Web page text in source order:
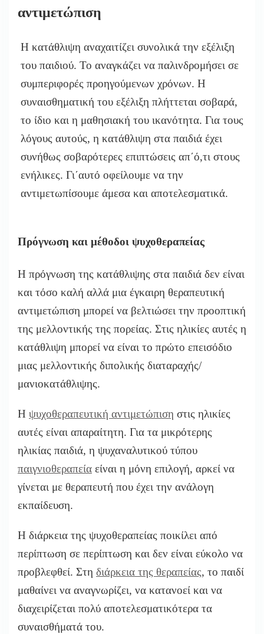
αντιμετώπιση
Η κατάθλιψη αναχαιτίζει συνολικά την εξέλιξη
του παιδιού. Το αναγκάζει να παλινδρομήσει σε
συμπεριφορές προηγούμενων χρόνων. Η
συναισθηματική του εξέλιξη πλήττεται σοβαρά,
το ίδιο και η μαθησιακή του ικανότητα. Για τους
λόγους αυτούς, η κατάθλιψη στα παιδιά έχει
συνήθως σοβαρότερες επιπτώσεις απ΄ό,τι στους
ενήλικες. Γι΄αυτό οφείλουμε να την
αντιμετωπίσουμε άμεσα και αποτελεσματικά.
Πρόγνωση και μέθοδοι ψυχοθεραπείας
Η πρόγνωση της κατάθλιψης στα παιδιά δεν είναι
και τόσο καλή αλλά μια έγκαιρη θεραπευτική
αντιμετώπιση μπορεί να βελτιώσει την προοπτική
της μελλοντικής της πορείας. Στις ηλικίες αυτές η
κατάθλιψη μπορεί να είναι το πρώτο επεισόδιο
μιας μελλοντικής διπολικής διαταραχής/
μανιοκατάθλιψης.
Η ψυχοθεραπευτική αντιμετώπιση στις ηλικίες
αυτές είναι απαραίτητη. Για τα μικρότερης
ηλικίας παιδιά, η ψυχαναλυτικού τύπου
παιγνιοθεραπεία είναι η μόνη επιλογή, αρκεί να
γίνεται με θεραπευτή που έχει την ανάλογη
εκπαίδευση.
Η διάρκεια της ψυχοθεραπείας ποικίλει από
περίπτωση σε περίπτωση και δεν είναι εύκολο να
προβλεφθεί. Στη διάρκεια της θεραπείας, το παιδί
μαθαίνει να αναγνωρίζει, να κατανοεί και να
διαχειρίζεται πολύ αποτελεσματικότερα τα
συναισθήματά του.